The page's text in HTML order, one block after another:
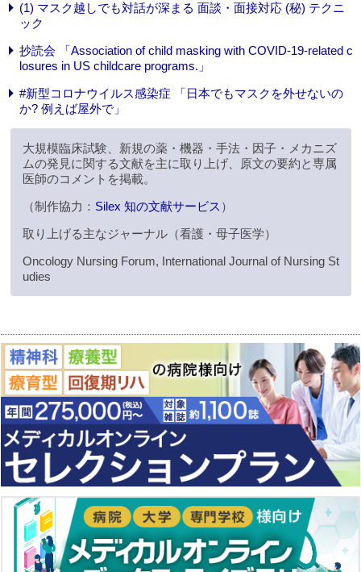
(1) マスク越しでも対話が深まる 面談・面接対応 (秘) テクニ
ック
抄読会 「Association of child masking with COVID-19-related c
losures in US childcare programs.」
#新型コロナウイルス感染症 「日本でもマスクを外せないの
か? 例えば屋外で」
大規模臨床試験、新規の薬・機器・手法・因子・メカニズ
ムの発見に関する文献を主に取り上げ、原文の要約と専属
医師のコメントを掲載。
（制作協力： Silex 知の文献サービス ）
取り上げる主なジャーナル（看護・母子医学）
Oncology Nursing Forum, International Journal of Nursing St
udies